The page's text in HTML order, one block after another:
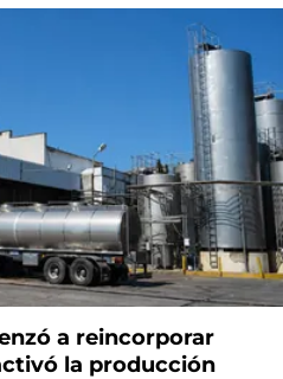
a reincorporar
la producción